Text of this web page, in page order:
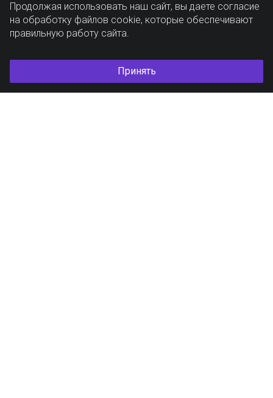
Продолжая использовать наш сайт, вы даете согласие
на обработку файлов cookie, которые обеспечивают
правильную работу сайта.
Принять